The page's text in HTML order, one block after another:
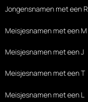
Jongensnamen met een R
Meisjesnamen met een M
Meisjesnamen met een J
Meisjesnamen met een T
Meisjesnamen met een L